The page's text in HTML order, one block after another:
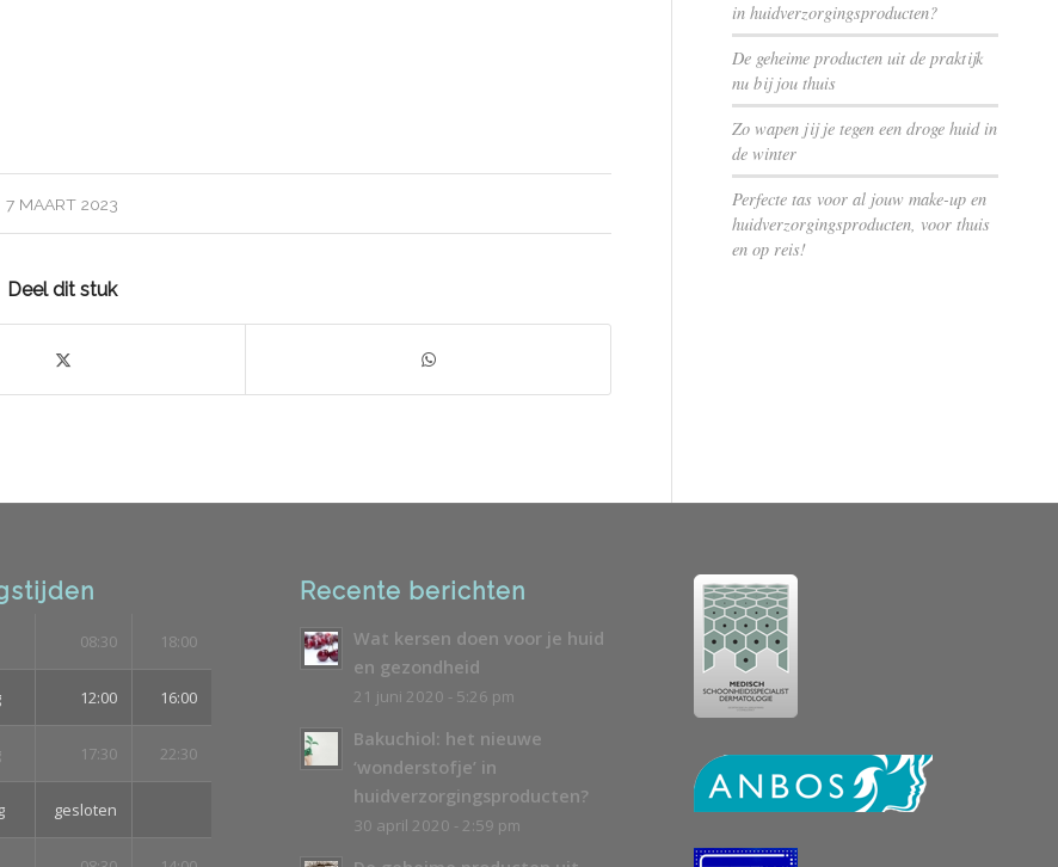
7 MAART 2023
Deel dit stuk
in huidverzorgingsproducten?
De geheime producten uit de praktijk
nu bij jou thuis
Zo wapen jij je tegen een droge huid in
de winter
Perfecte tas voor al jouw make-up en
huidverzorgingsproducten, voor thuis
en op reis!
08:30 18:00
12:00 16:00
17:30 22:30
gesloten
Recente berichten
Wat kersen doen voor je huid
en gezondheid
21 juni 2020 - 5:26 pm
Bakuchiol: het nieuwe
‘wonderstofje’ in
huidverzorgingsproducten?
30 april 2020 - 2:59 pm